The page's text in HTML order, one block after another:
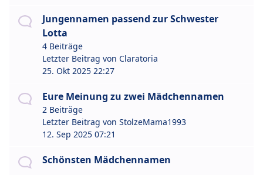
Jungennamen passend zur Schwester
Lotta
4 Beiträge
Letzter Beitrag von Claratoria
25. Okt 2025 22:27
Eure Meinung zu zwei Mädchennamen
2 Beiträge
Letzter Beitrag von StolzeMama1993
12. Sep 2025 07:21
Schönsten Mädchennamen